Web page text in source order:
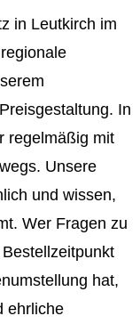
in Leutkirch im
In
regelmäßig mit
Unsere
und wissen,
Wer Fragen zu
hat,
ehrliche